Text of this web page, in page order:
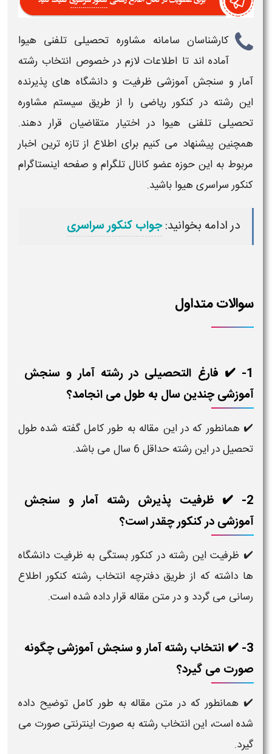
کارشناسان سامانه مشاوره تحصیلی تلفنی هیوا
آماده اند تا اطلاعات لازم در خصوص انتخاب رشته
آمار و سنجش آموزشی ظرفیت و دانشگاه های پذیرنده
این رشته در کنکور ریاضی را از طریق سیستم مشاوره
تحصیلی تلفنی هیوا در اختیار متقاضیان قرار دهند.
همچنین پیشنهاد می کنیم برای اطلاع از تازه ترین اخبار
مربوط به این حوزه عضو کانال تلگرام و صفحه اینستاگرام
کنکور سراسری هیوا باشید.
در ادامه بخوانید:جواب کنکور سراسری
سوالات متداول
1- ✔️ فارغ التحصیلی در رشته آمار و سنجش
آموزشی چندین سال به طول می انجامد؟
✔️ همانطور که در این مقاله به طور کامل گفته شده طول
تحصیل در این رشته حداقل 6 سال می باشد.
2- ✔️ ظرفیت پذیرش رشته آمار و سنجش
آموزشی در کنکور چقدر است؟
✔️ ظرفیت این رشته در کنکور بستگی به ظرفیت دانشگاه
ها داشته که از طریق دفترچه انتخاب رشته کنکور اطلاع
رسانی می گردد و در متن مقاله قرار داده شده است.
3- ✔️ انتخاب رشته آمار و سنجش آموزشی چگونه
صورت می گیرد؟
✔️ همانطور که در متن مقاله به طور کامل توضیح داده
شده است، این انتخاب رشته به صورت اینترنتی صورت می
گیرد.